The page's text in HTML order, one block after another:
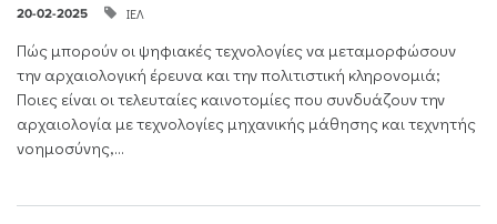
20-02-2025 ΙΕΛ
Πώς μπορούν οι ψηφιακές τεχνολογίες να μεταμορφώσουν
την αρχαιολογική έρευνα και την πολιτιστική κληρονομιά;
Ποιες είναι οι τελευταίες καινοτομίες που συνδυάζουν την
αρχαιολογία με τεχνολογίες μηχανικής μάθησης και τεχνητής
νοημοσύνης,...